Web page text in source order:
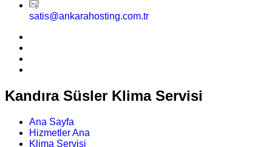
satis@ankarahosting.com.tr
Kandıra Süsler Klima Servisi
Ana Sayfa
Hizmetler Ana
Klima Servisi